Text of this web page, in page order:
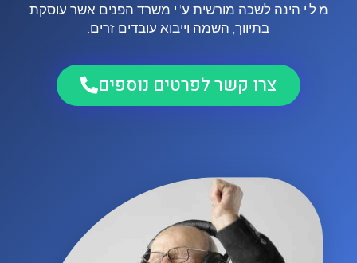
מ.ל.י הינה לשכה מורשית ע"י משרד הפנים אשר עוסקת
בתיווך, השמה וייבוא עובדים זרים.
צרו קשר לפרטים נוספים